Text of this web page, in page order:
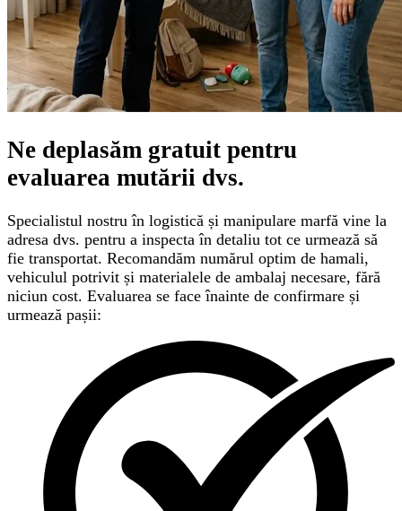
Ne deplasăm gratuit pentru
evaluarea mutării dvs.
Specialistul nostru în logistică și manipulare marfă vine la
adresa dvs. pentru a inspecta în detaliu tot ce urmează să
fie transportat. Recomandăm numărul optim de hamali,
vehiculul potrivit și materialele de ambalaj necesare, fără
niciun cost. Evaluarea se face înainte de confirmare și
urmează pașii: